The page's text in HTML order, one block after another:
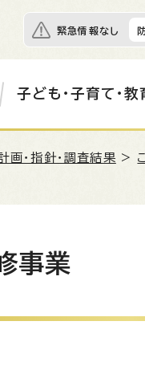
緊急情報なし
子ども・子育て・教
画・指針・調査結果 >
事業